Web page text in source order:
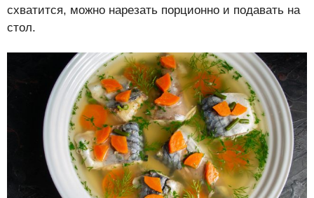
схватится, можно нарезать порционно и подавать на
стол.